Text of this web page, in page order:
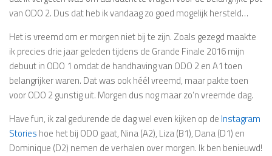
van ODO 2. Dus dat heb ik vandaag zo goed mogelijk hersteld…
Het is vreemd om er morgen niet bij te zijn. Zoals gezegd maakte
ik precies drie jaar geleden tijdens de Grande Finale 2016 mijn
debuut in ODO 1 omdat de handhaving van ODO 2 en A1 toen
belangrijker waren. Dat was ook héél vreemd, maar pakte toen
voor ODO 2 gunstig uit. Morgen dus nog maar zo’n vreemde dag.
Have fun, ik zal gedurende de dag wel even kijken op de Instagram
Stories hoe het bij ODO gaat, Nina (A2), Liza (B1), Dana (D1) en
Dominique (D2) nemen de verhalen over morgen. Ik ben benieuwd!